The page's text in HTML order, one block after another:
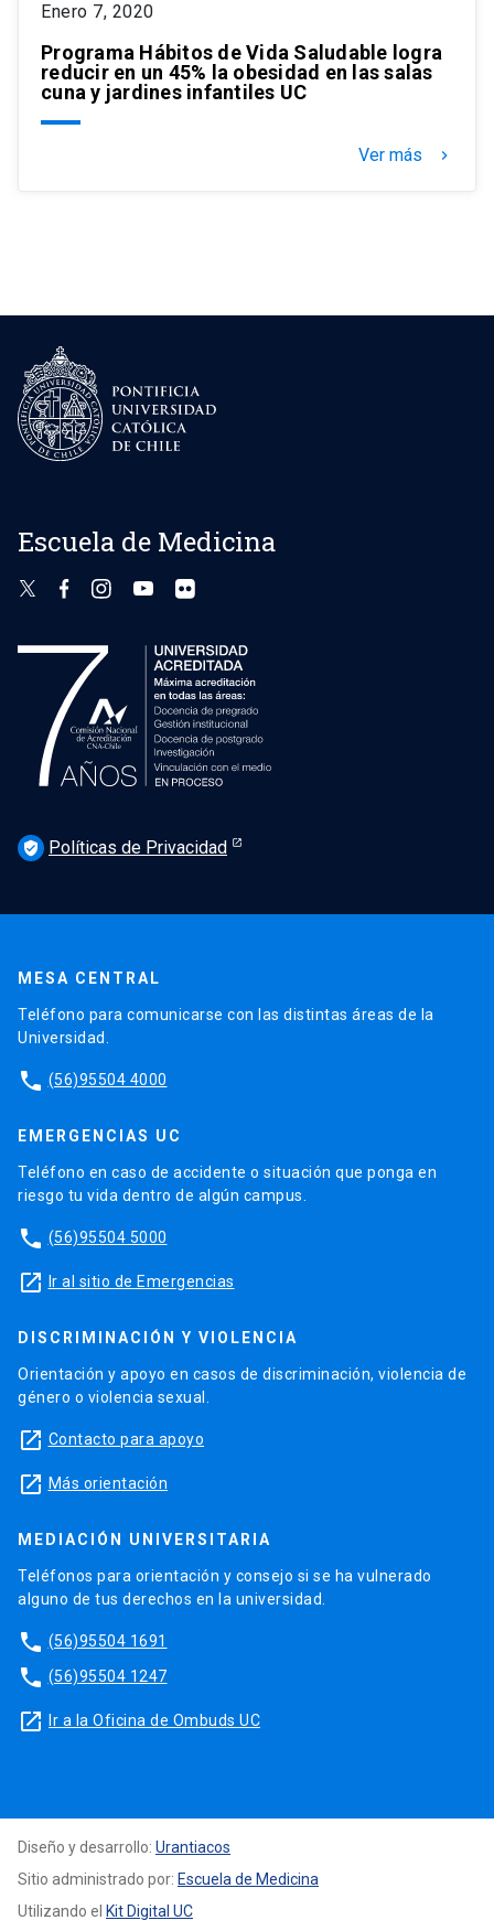
Enero 7, 2020
Programa Hábitos de Vida Saludable logra
reducir en un 45% la obesidad en las salas
cuna y jardines infantiles UC
Ver más keyboard_arrow_right
Escuela de Medicina
verified_user Políticas de Privacidad
MESA CENTRAL
Teléfono para comunicarse con las distintas áreas de la
Universidad.
phone (56)95504 4000
EMERGENCIAS UC
Teléfono en caso de accidente o situación que ponga en
riesgo tu vida dentro de algún campus.
phone (56)95504 5000
launch Ir al sitio de Emergencias
DISCRIMINACIÓN Y VIOLENCIA
Orientación y apoyo en casos de discriminación, violencia de
género o violencia sexual.
launch Contacto para apoyo
launch Más orientación
MEDIACIÓN UNIVERSITARIA
Teléfonos para orientación y consejo si se ha vulnerado
alguno de tus derechos en la universidad.
phone (56)95504 1691
phone (56)95504 1247
launch Ir a la Oficina de Ombuds UC
Diseño y desarrollo: Urantiacos
Sitio administrado por: Escuela de Medicina
Utilizando el Kit Digital UC